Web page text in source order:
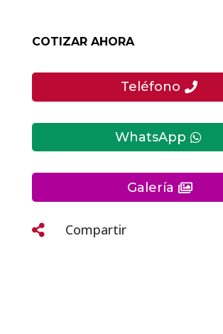
COTIZAR AHORA
Teléfono
WhatsApp
Galería
 Compartir